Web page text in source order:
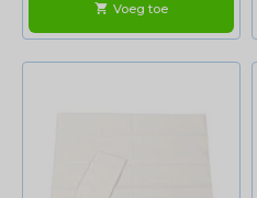
shopping_cart Voeg toe